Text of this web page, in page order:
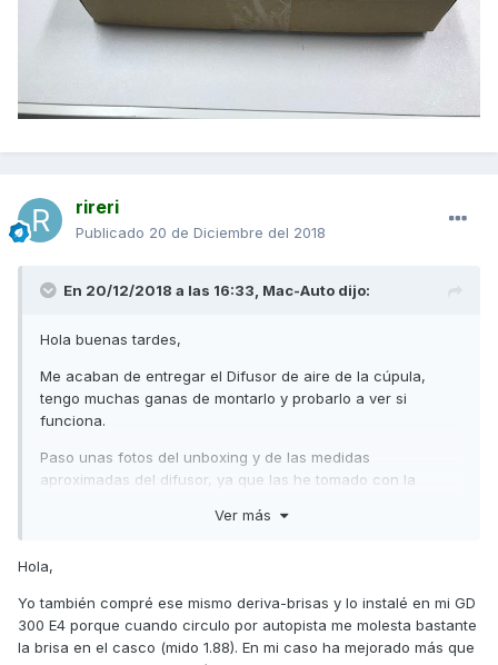
rireri
Publicado 20 de Diciembre del 2018
En 20/12/2018 a las 16:33, Mac-Auto dijo:
Hola buenas tardes,
Me acaban de entregar el Difusor de aire de la cúpula,
tengo muchas ganas de montarlo y probarlo a ver si
funciona.
Paso unas fotos del unboxing y de las medidas
aproximadas del difusor, ya que las he tomado con la
hacernos una idea esta muy bien.
Comentar que la pieza metálica que se acopla con dos
me he dado cuenta y lo he rectificado (supongo que sera
un caso aislado).
Ver más
Hola,
Yo también compré ese mismo deriva-brisas y lo instalé en mi GD
300 E4 porque cuando circulo por autopista me molesta bastante
la brisa en el casco (mido 1.88). En mi caso ha mejorado más que